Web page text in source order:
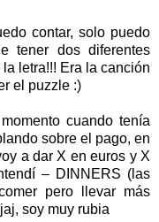
contar, solo puedo
tener dos diferentes
letra!!! Era la canción
el puzzle :)
cuando tenía
sobre el pago, en
a dar X en euros y X
– DINNERS (las
pero llevar más
soy muy rubia